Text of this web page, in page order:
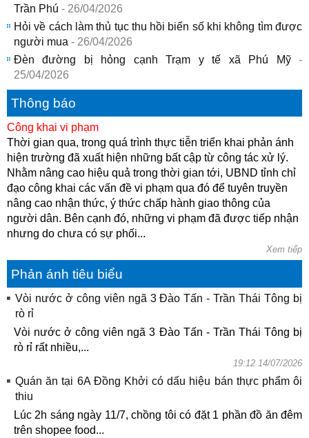
Trần Phú - 26/04/2026
Hỏi về cách làm thủ tục thu hồi biển số khi không tìm được
người mua - 26/04/2026
Đèn đường bị hỏng cạnh Trạm y tế xã Phú Mỹ-
25/04/2026
Thông báo
Công khai vi phạm
Thời gian qua, trong quá trình thực tiễn triển khai phản ánh
hiện trường đã xuất hiện những bất cập từ công tác xử lý.
Nhằm nâng cao hiệu quả trong thời gian tới, UBND tỉnh chỉ
đạo công khai các vấn đề vi phạm qua đó để tuyên truyền
nâng cao nhận thức, ý thức chấp hành giao thông của
người dân. Bên cạnh đó, những vi phạm đã được tiếp nhận
nhưng do chưa có sự phối...
Xem tiếp
Phản ánh tiêu biểu
Vòi nước ở công viên ngã 3 Đào Tấn - Trần Thái Tông bị
rò rỉ
Vòi nước ở công viên ngã 3 Đào Tấn - Trần Thái Tông bị
rò rỉ rất nhiều,...
19:12 14/07/2026
Quán ăn tại 6A Đồng Khởi có dấu hiệu bán thực phẩm ôi
thiu
Lúc 2h sáng ngày 11/7, chồng tôi có đặt 1 phần đồ ăn đêm
trên shopee food...